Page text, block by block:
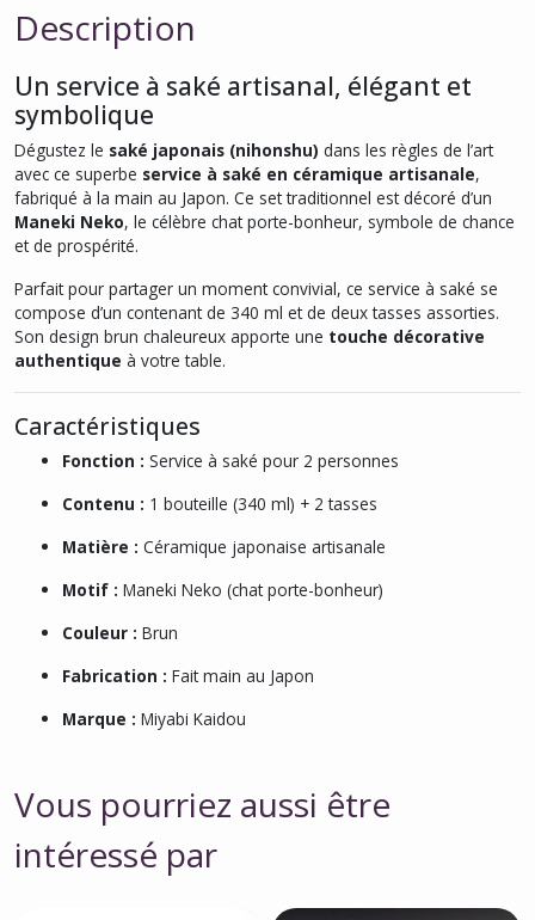
Description
Un service à saké artisanal, élégant et
symbolique
Dégustez le saké japonais (nihonshu) dans les règles de l’art
avec ce superbe service à saké en céramique artisanale,
fabriqué à la main au Japon. Ce set traditionnel est décoré d’un
Maneki Neko, le célèbre chat porte-bonheur, symbole de chance
et de prospérité.
Parfait pour partager un moment convivial, ce service à saké se
compose d’un contenant de 340 ml et de deux tasses assorties.
Son design brun chaleureux apporte une touche décorative
authentique à votre table.
Caractéristiques
Fonction : Service à saké pour 2 personnes
Contenu : 1 bouteille (340 ml) + 2 tasses
Matière : Céramique japonaise artisanale
Motif : Maneki Neko (chat porte-bonheur)
Couleur : Brun
Fabrication : Fait main au Japon
Marque : Miyabi Kaidou
Vous pourriez aussi être
intéressé par